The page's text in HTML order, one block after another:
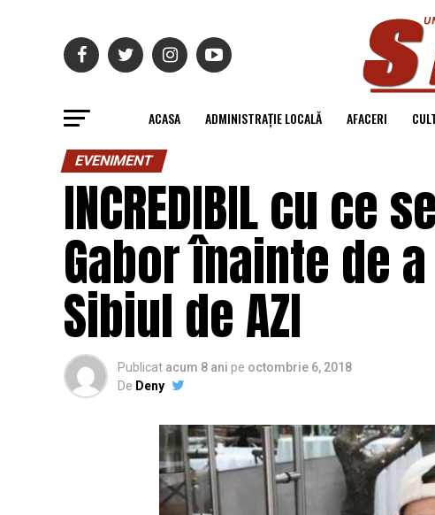
ACASA ADMINISTRAȚIE LOCALĂ AFACERI
EVENIMENT
INCREDIBIL cu
Gabor înainte de
Sibiul de AZI
Publicat acum 8 ani pe octombrie 6, 2018
De Deny